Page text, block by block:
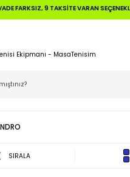
9 TAKSITE VARAN SEÇENEKLERLE
SIRALA